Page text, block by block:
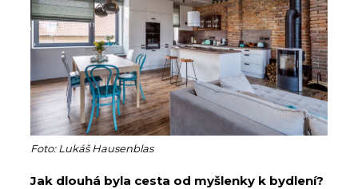
Foto: Lukáš Hausenblas
Jak dlouhá byla cesta od myšlenky k bydlení?